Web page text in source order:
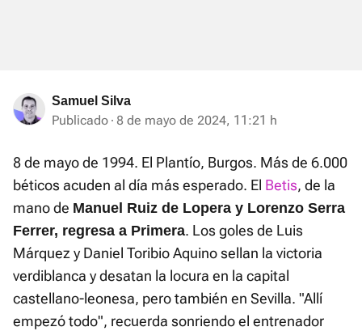
Samuel Silva
Publicado 8 de mayo de 2024, 11:21 h
8 de mayo de 1994. El Plantío, Burgos. Más de 6.000
béticos acuden al día más esperado. El Betis, de la
mano de Manuel Ruiz de Lopera y Lorenzo Serra
Ferrer, regresa a Primera. Los goles de Luis
Márquez y Daniel Toribio Aquino sellan la victoria
verdiblanca y desatan la locura en la capital
castellano-leonesa, pero también en Sevilla. "Allí
empezó todo", recuerda sonriendo el entrenador